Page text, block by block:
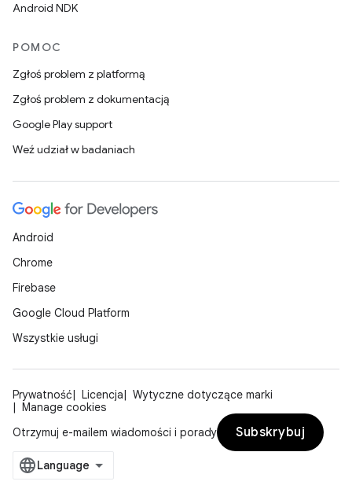
Android NDK
POMOC
Zgłoś problem z platformą
Zgłoś problem z dokumentacją
Google Play support
Weź udział w badaniach
Android
Chrome
Firebase
Google Cloud Platform
Wszystkie usługi
Prywatność Licencja
Wytyczne dotyczące marki
Manage cookies
Otrzymuj e-mailem wiadomości i porady
Subskrybuj